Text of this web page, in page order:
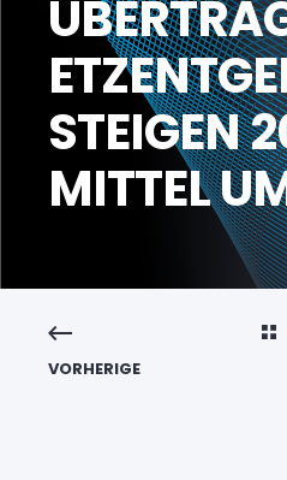
STEIGEN
MITTEL
VORHERIGE